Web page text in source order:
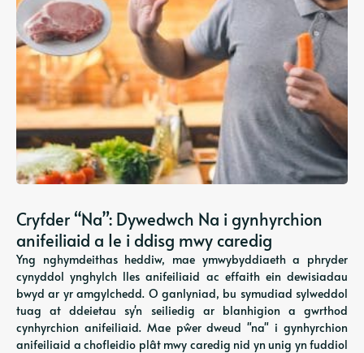
Cryfder “Na”: Dywedwch Na i gynhyrchion
anifeiliaid a Ie i ddisg mwy caredig
Yng nghymdeithas heddiw, mae ymwybyddiaeth a phryder
cynyddol ynghylch lles anifeiliaid ac effaith ein dewisiadau
bwyd ar yr amgylchedd. O ganlyniad, bu symudiad sylweddol
tuag at ddeietau sy'n seiliedig ar blanhigion a gwrthod
cynhyrchion anifeiliaid. Mae pŵer dweud "na" i gynhyrchion
anifeiliaid a chofleidio plât mwy caredig nid yn unig yn fuddiol